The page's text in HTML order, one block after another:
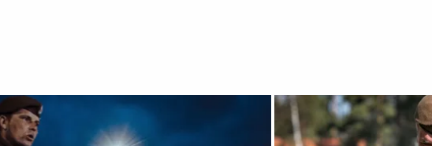
administrację publiczną i pomóc uchodźcom z Ukrainy.
załącznik Niezawodna pomoc – zawsze gotowi wesprzeć administrację
Otwórz załącznik